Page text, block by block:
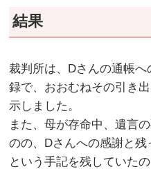
結果
裁判所は、Dさんの通帳
録で、おおむねその引き
示しました。
また、母が存命中、遺言
のの、Dさんへの感謝と
という手記を残していた